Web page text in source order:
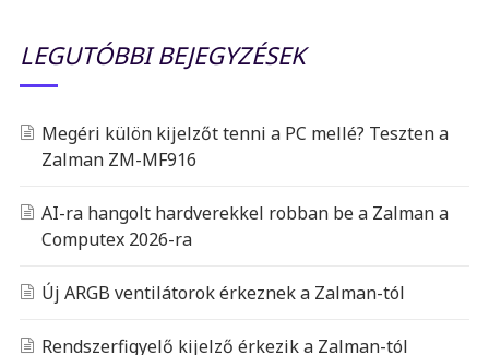
LEGUTÓBBI BEJEGYZÉSEK
Megéri külön kijelzőt tenni a PC mellé? Teszten a
Zalman ZM-MF916
AI-ra hangolt hardverekkel robban be a Zalman a
Computex 2026-ra
Új ARGB ventilátorok érkeznek a Zalman-tól
Rendszerfigyelő kijelző érkezik a Zalman-tól